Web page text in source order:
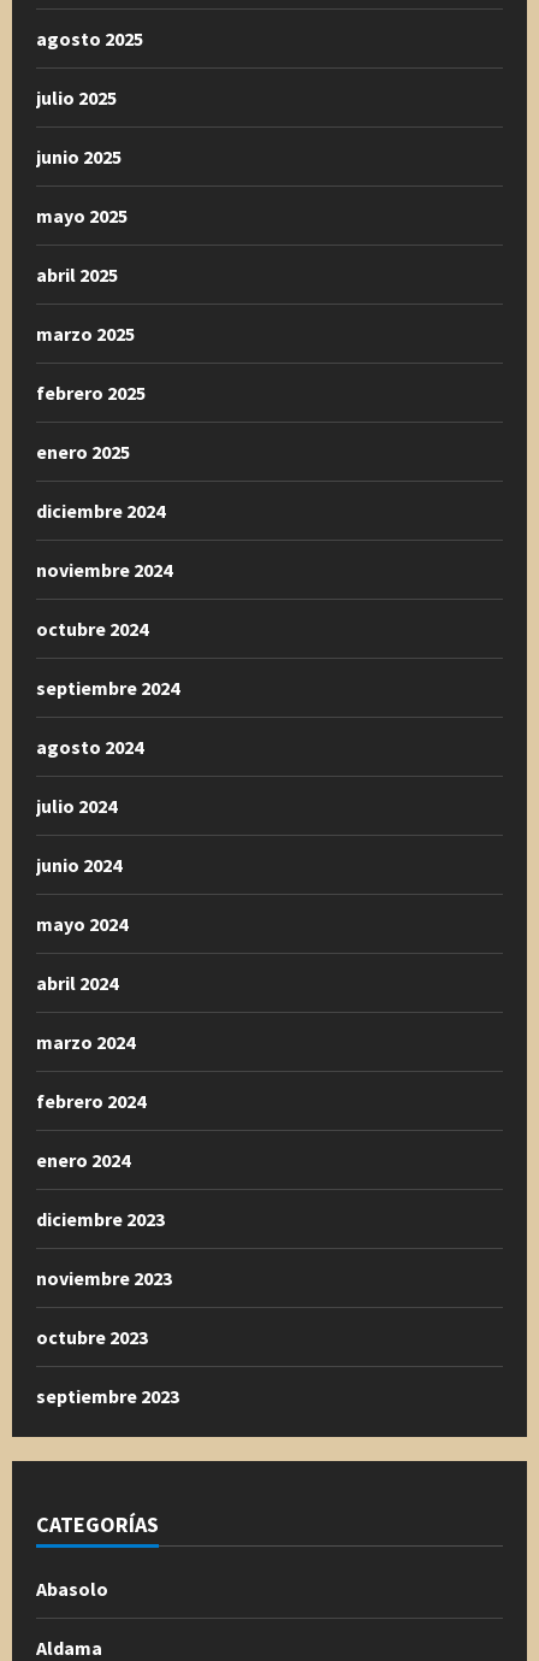
agosto 2025
julio 2025
junio 2025
mayo 2025
abril 2025
marzo 2025
febrero 2025
enero 2025
diciembre 2024
noviembre 2024
octubre 2024
septiembre 2024
agosto 2024
julio 2024
junio 2024
mayo 2024
abril 2024
marzo 2024
febrero 2024
enero 2024
diciembre 2023
noviembre 2023
octubre 2023
septiembre 2023
CATEGORÍAS
Abasolo
Aldama